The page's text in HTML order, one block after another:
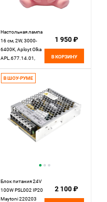
Настольная лампа
16 см, 2W, 3000-
6400K, Aployt Olka
APL.677.14.01,
1 950 ₽
В КОРЗИНУ
В ШОУ-РУМЕ
Блок питания 24V
100W PSL002 IP20
Maytoni 220203
2 100 ₽